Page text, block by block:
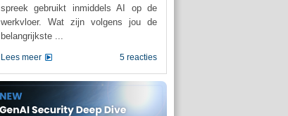
spreek gebruikt inmiddels AI op de
werkvloer. Wat zijn volgens jou de
belangrijkste ...
5 reacties
Lees meer